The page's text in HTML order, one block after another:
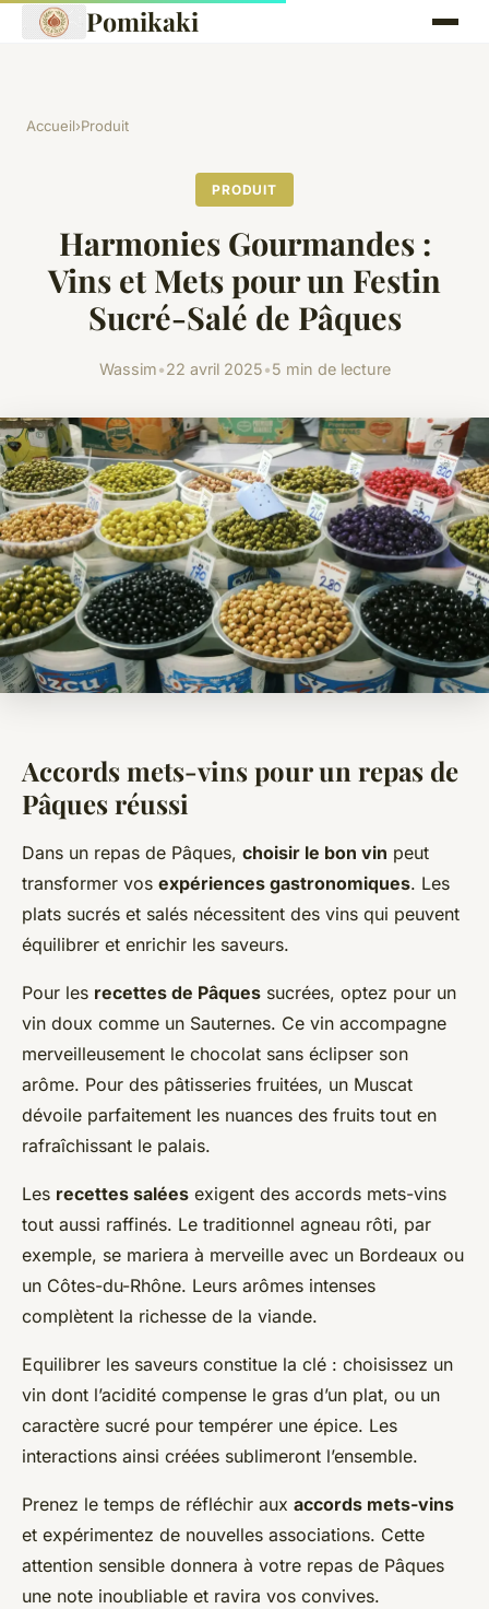
Pomikaki
Accueil›Produit
PRODUIT
Harmonies Gourmandes :
Vins et Mets pour un Festin
Sucré-Salé de Pâques
Wassim•22 avril 2025•5 min de lecture
Accords mets-vins pour un repas de
Pâques réussi
Dans un repas de Pâques, choisir le bon vin peut
transformer vos expériences gastronomiques. Les
plats sucrés et salés nécessitent des vins qui peuvent
équilibrer et enrichir les saveurs.
Pour les recettes de Pâques sucrées, optez pour un
vin doux comme un Sauternes. Ce vin accompagne
merveilleusement le chocolat sans éclipser son
arôme. Pour des pâtisseries fruitées, un Muscat
dévoile parfaitement les nuances des fruits tout en
rafraîchissant le palais.
Les recettes salées exigent des accords mets-vins
tout aussi raffinés. Le traditionnel agneau rôti, par
exemple, se mariera à merveille avec un Bordeaux ou
un Côtes-du-Rhône. Leurs arômes intenses
complètent la richesse de la viande.
Equilibrer les saveurs constitue la clé : choisissez un
vin dont l’acidité compense le gras d’un plat, ou un
caractère sucré pour tempérer une épice. Les
interactions ainsi créées sublimeront l’ensemble.
Prenez le temps de réfléchir aux accords mets-vins
et expérimentez de nouvelles associations. Cette
attention sensible donnera à votre repas de Pâques
une note inoubliable et ravira vos convives.